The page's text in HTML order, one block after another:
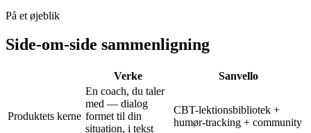
På et øjeblik
Side-om-side sammenligning
Verke Sanvello
Produktets kerne
En coach, du taler
med — dialog
formet til din
situation, i tekst
CBT-lektionsbibliotek +
humør-tracking + community